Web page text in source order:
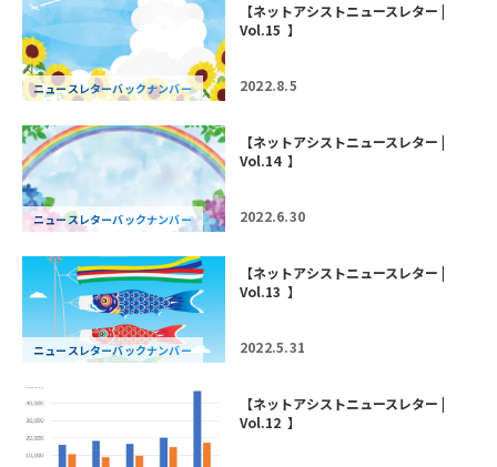
ニュースレターバックナンバー
【ネットアシストニュースレター |
Vol.15 】
2022.8.5
ニュースレターバックナンバー
【ネットアシストニュースレター |
Vol.14 】
2022.6.30
ニュースレターバックナンバー
【ネットアシストニュースレター |
Vol.13 】
2022.5.31
【ネットアシストニュースレター |
Vol.12 】